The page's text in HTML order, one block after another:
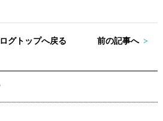
グトップへ戻る 前の記事へ